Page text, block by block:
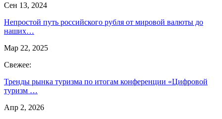
Сен 13, 2024
Непростой путь российского рубля от мировой валюты до
наших…
Мар 22, 2025
Свежее:
Тренды рынка туризма по итогам конференции «Цифровой
туризм …
Апр 2, 2026